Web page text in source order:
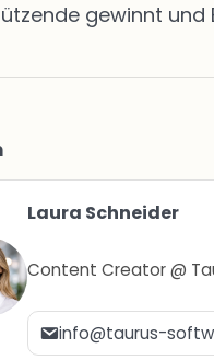
gewinnt und
Laura Schneider
Content Creator @
info@taurus-